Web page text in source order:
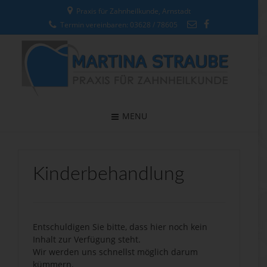
Praxis für Zahnheilkunde, Arnstadt
Termin vereinbaren: 03628 / 78605
MENU
Kinderbehandlung
Entschuldigen Sie bitte, dass hier noch kein
Inhalt zur Verfügung steht.
Wir werden uns schnellst möglich darum
kümmern.